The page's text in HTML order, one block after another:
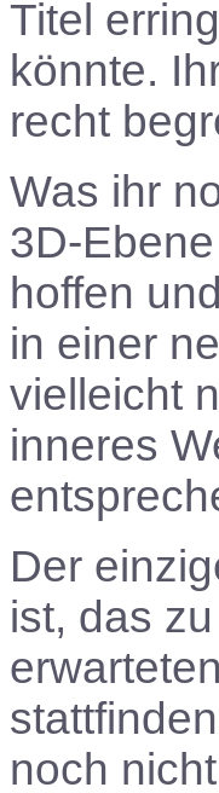
Titel
könnte.
recht
Was ihr
3D-
hoffen
in einer
vielleicht
inneres
Der
ist, das
noch